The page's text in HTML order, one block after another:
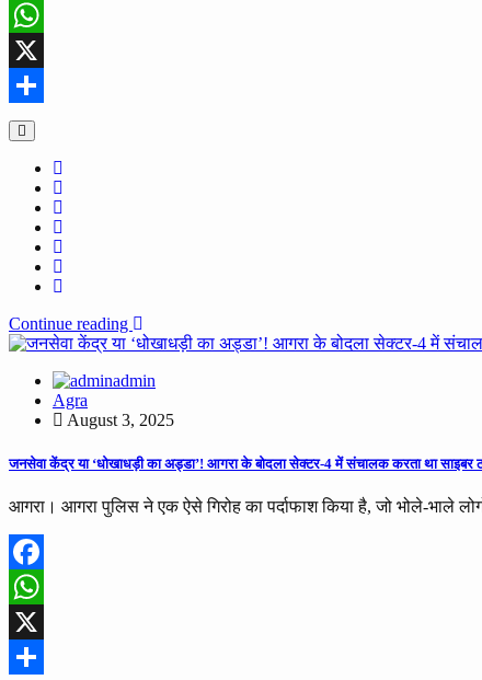
Facebook
WhatsApp
X
Share
Continue reading
admin
Agra
August 3, 2025
जनसेवा केंद्र या ‘धोखाधड़ी का अड्डा’! आगरा के बोदला सेक्टर-4 में संचालक करता था साइबर
आगरा। आगरा पुलिस ने एक ऐसे गिरोह का पर्दाफाश किया है, जो भोले-
Facebook
WhatsApp
X